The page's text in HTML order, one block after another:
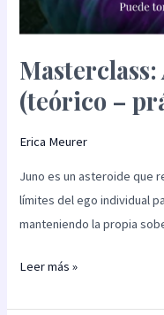
(teórico –
Erica Meurer
Juno es un asteroide que
límites del ego individual
manteniendo la propia
Leer más »